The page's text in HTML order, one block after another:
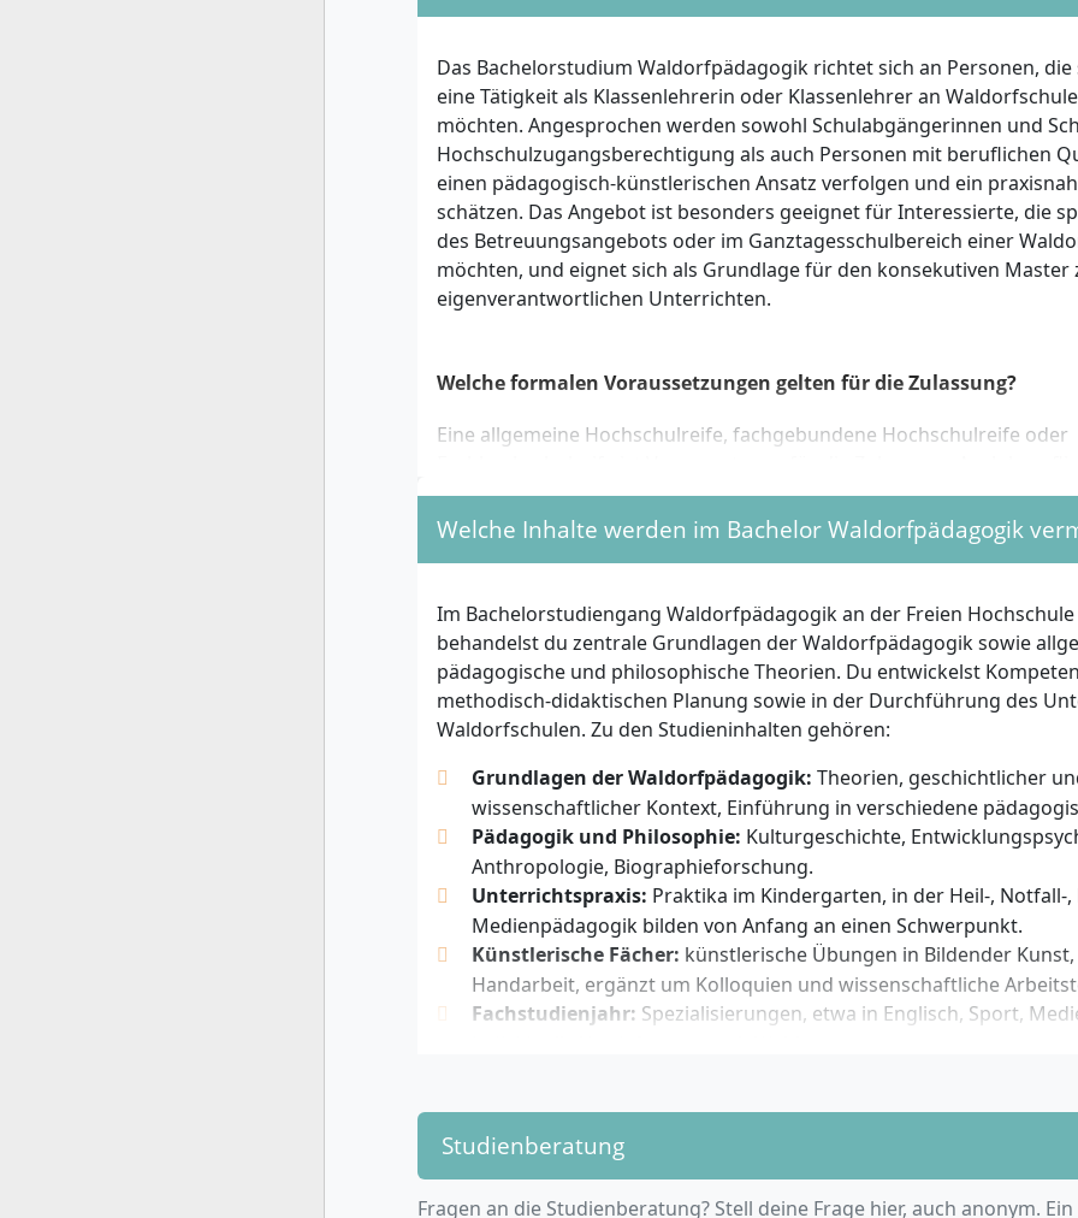
Das Bachelorstudium Waldorfpädagogik richtet sich an Personen,
eine Tätigkeit als Klassenlehrerin oder Klassenlehrer an
möchten. Angesprochen werden sowohl Schulabgängerinnen und
Hochschulzugangsberechtigung als auch Personen mit beruflichen
einen pädagogisch-künstlerischen Ansatz verfolgen und ein
schätzen. Das Angebot ist besonders geeignet für Interessierte, die
des Betreuungsangebots oder im Ganztagesschulbereich einer
möchten, und eignet sich als Grundlage für den konsekutiven Master
eigenverantwortlichen Unterrichten.
Welche formalen Voraussetzungen gelten für die Zulassung?
Eine allgemeine Hochschulreife, fachgebundene Hochschulreife oder
mit Meisterprüfung, gleichwertiger Aufstiegsfortbildung oder
Abschlüssen können aufgenommen werden. In Ausnahmefällen ist
eine studienbegleitende Eignungsprüfung oder ein Probestudium
Du solltest Freude am Umgang mit Kindern und Jugendlichen
pädagogische, soziale und künstlerische Themen interessieren.
anthroposophischen Grundlagen der Waldorfpädagogik,
Teamgeist sind wichtig. Eigeninitiative, Verantwortungsbewusstsein
zu praktischen Übungen und Projekten werden erwartet.
künstlerischen, handwerklichen oder musischen Bereichen sind
Voraussetzung.
Welche Inhalte werden im Bachelor Waldorfpädagogik
Im Bachelorstudiengang Waldorfpädagogik an der Freien
behandelst du zentrale Grundlagen der Waldorfpädagogik sowie
pädagogische und philosophische Theorien. Du entwickelst
methodisch-didaktischen Planung sowie in der Durchführung des
Waldorfschulen. Zu den Studieninhalten gehören:
Grundlagen der Waldorfpädagogik: Theorien, geschichtlicher
wissenschaftlicher Kontext, Einführung in verschiedene
Pädagogik und Philosophie: Kulturgeschichte,
Anthropologie, Biographieforschung.
Unterrichtspraxis: Praktika im Kindergarten, in der Heil-, Notfall-,
Medienpädagogik bilden von Anfang an einen Schwerpunkt.
Künstlerische Fächer: künstlerische Übungen in Bildender
Handarbeit, ergänzt um Kolloquien und wissenschaftliche
Fachstudienjahr: Spezialisierungen, etwa in Englisch, Sport,
Soziale und kulturelle Praxis:
Organisation von außerschulischen Projekten wie einem
Studienberatung
Fragen an die Studienberatung? Stell deine Frage hier, auch anonym.